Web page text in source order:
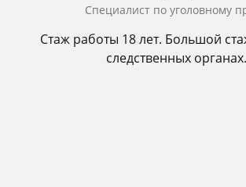
Cпециалист по уголовному
Стаж работы 18 лет. Большой
следственных органах.